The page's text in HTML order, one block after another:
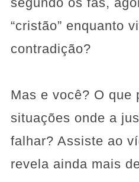
“cristão” enquanto
contradição?
Mas e você? O que
situações onde a
falhar? Assiste ao
revela ainda mais